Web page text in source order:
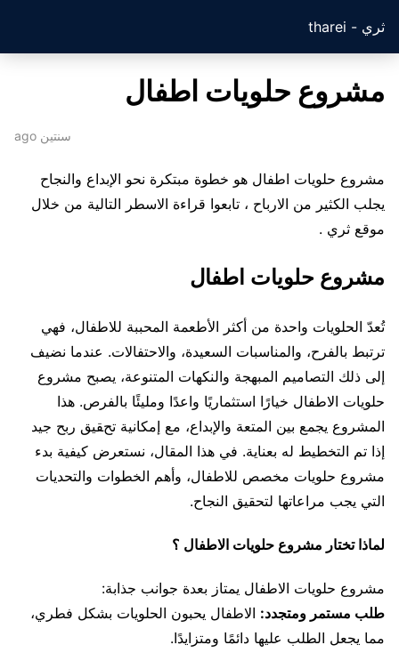
ثري - tharei
مشروع حلويات اطفال
سنتين ago
مشروع حلويات اطفال هو خطوة مبتكرة نحو الإبداع والنجاح
يجلب الكثير من الارباح ، تابعوا قراءة الاسطر التالية من خلال
موقع ثري .
مشروع حلويات اطفال
تُعدّ الحلويات واحدة من أكثر الأطعمة المحببة للاطفال، فهي
ترتبط بالفرح، والمناسبات السعيدة، والاحتفالات. عندما نضيف
إلى ذلك التصاميم المبهجة والنكهات المتنوعة، يصبح مشروع
حلويات الاطفال خيارًا استثماريًا واعدًا ومليئًا بالفرص. هذا
المشروع يجمع بين المتعة والإبداع، مع إمكانية تحقيق ربح جيد
إذا تم التخطيط له بعناية. في هذا المقال، نستعرض كيفية بدء
مشروع حلويات مخصص للاطفال، وأهم الخطوات والتحديات
التي يجب مراعاتها لتحقيق النجاح.
لماذا تختار مشروع حلويات الاطفال ؟
مشروع حلويات الاطفال يمتاز بعدة جوانب جذابة:
طلب مستمر ومتجدد: الاطفال يحبون الحلويات بشكل فطري،
مما يجعل الطلب عليها دائمًا ومتزايدًا.